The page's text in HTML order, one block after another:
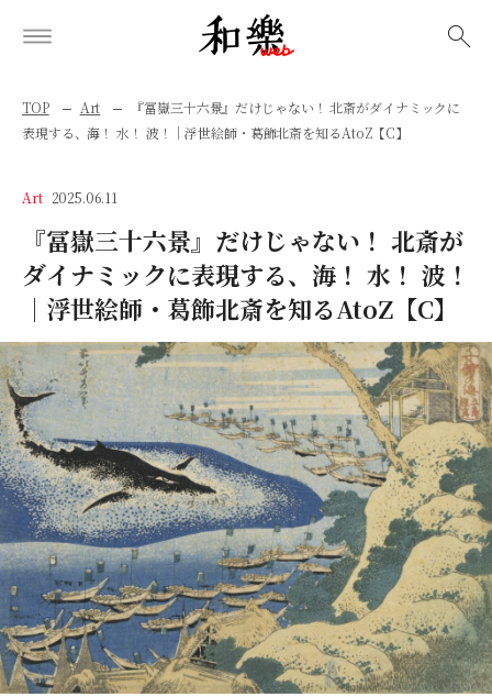
TOP Art
『冨嶽三十六景』だけじゃない！ 北斎がダイナミックに
表現する、海！ 水！ 波！│浮世絵師・葛飾北斎を知るAtoZ【C】
Art 2025.06.11
『冨嶽三十六景』だけじゃない！ 北斎が
ダイナミックに表現する、海！ 水！ 波！
│浮世絵師・葛飾北斎を知るAtoZ【C】